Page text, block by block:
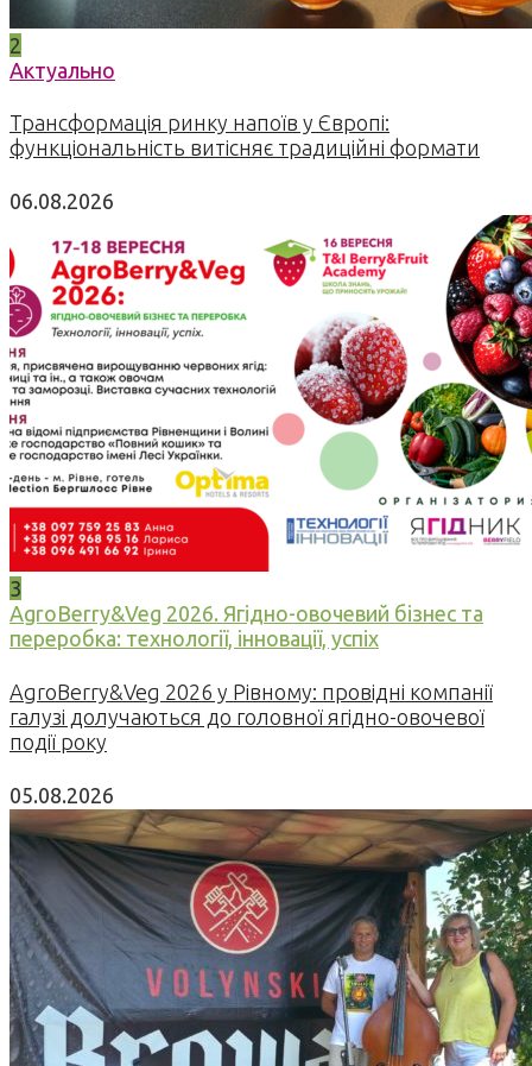
2
Актуально
Трансформація ринку напоїв у Європі:
функціональність витісняє традиційні формати
06.08.2026
3
AgroBerry&Veg 2026. Ягідно-овочевий бізнес та
переробка: технології, інновації, успіх
AgroBerry&Veg 2026 у Рівному: провідні компанії
галузі долучаються до головної ягідно-овочевої
події року
05.08.2026